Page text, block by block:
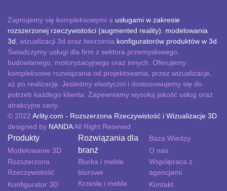
Zajmujemy się kompleksowymi a usługami w zakresie
rozszerzonej rzeczywistości (augmented reality)
modelowania
3d , wizualizacji 3d oraz tworzenia konfiguratorów produktów w 3d
Świadczymy usługi dla firm z sektora przemysłowego,
budowlanego, motoryzacyjnego oraz innych. Oferujemy
kompleksowe rozwiązania od projektowania, przez wizualizacje,
aż po realizację. Jesteśmy elastyczni i dostosowujemy się do
potrzeb każdego klienta. Zapewniamy wysoką jakość usług oraz
atrakcyjne ceny.
© 2022 Arlity.com - Rozszerzona Rzeczywistość i Wizualizacje 3D
designed by NANDAAll Right Reseved
Produkty
Modelowanie 3D
Rozszerzona
Rzeczywistość
Konfigurator 3D
Rozwiązania dla
branż
Biurka i meble
biurowe
Krzesła i meble
Baza Wiedzy
O nas
Współpraca z
agencjami
Kontakt